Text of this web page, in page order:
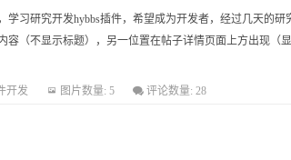
学习研究开发hybbs插件，希望成为开发者，经过几天的
容（不显示标题），另一位置在帖子详情页面上方出现（
开发 图片数量: 5 评论数量: 28